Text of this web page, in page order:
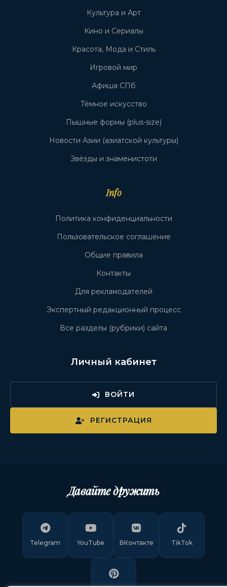
Культура и Арт
Кино и Сериалы
Красота, Мода и Стиль
Игровой мир
Афиша СПб
Тёмное искусство
Пышные формы (plus-size)
Новости Азии (азиатской культуры)
Звёзды и знаменистоти
Info
Политика конфиденциальности
Пользовательское соглашение
Общие правила
Контакты
Для рекламодателей
Экспертный редакционный процесс
Все разделы (рубрики) сайта
Личный кабинет
ВОЙТИ
РЕГИСТРАЦИЯ
Давайте дружить
Telegram YouTube ВКонтакте TikTok